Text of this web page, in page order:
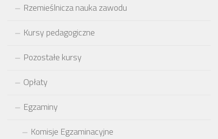
Rzemieślnicza nauka zawodu
Kursy pedagogiczne
Pozostałe kursy
Opłaty
Egzaminy
Komisje Egzaminacyjne